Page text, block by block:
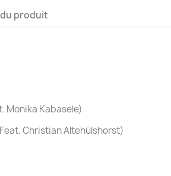
produit
Monika Kabasele)
Christian Altehülshorst)